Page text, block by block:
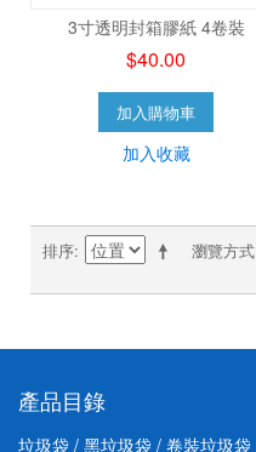
3寸透明封箱膠紙 4卷裝
$40.00
加入購物車
加入收藏
瀏覽方式
排序
產品目錄
垃圾袋 / 黑垃圾袋 / 卷裝垃圾袋